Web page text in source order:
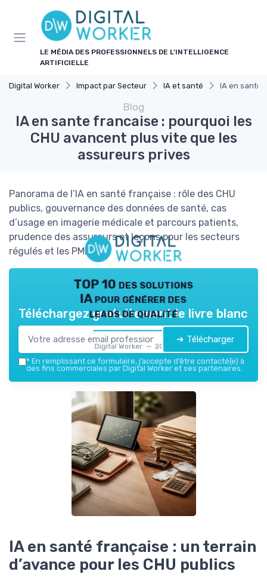
LE MÉDIA DES PROFESSIONNELS DE L'INTELLIGENCE
ARTIFICIELLE
Digital Worker Impact par Secteur IA et santé IA en sante
Blog
IA en sante francaise : pourquoi les
CHU avancent plus vite que les
assureurs prives
Panorama de l’IA en santé française : rôle des CHU
publics, gouvernance des données de santé, cas
d’usage en imagerie médicale et parcours patients,
prudence des assureurs et leçons pour les secteurs
régulés et les PME.
TOP 10 des solutions
IA pour générer des
leads de qualité
Digital Worker — 2026
Téléchargez gratuitement le livre blanc
➔ Télécharger
* En remplissant ce formulaire, j’accepte d’être contacté(e) à
des fins commerciales par Digital Worker et ses partenaires.
IA en santé française : un terrain
d’avance pour les CHU publics